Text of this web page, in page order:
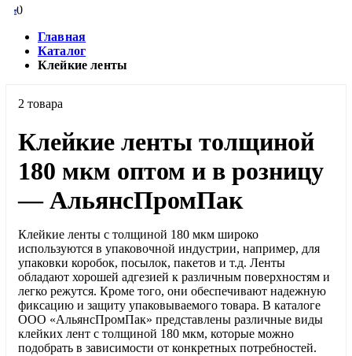
00
Главная
Каталог
Клейкие ленты
2 товара
Клейкие ленты толщиной
180 мкм оптом и в розницу
— АльянсПромПак
Клейкие ленты с толщиной 180 мкм широко
используются в упаковочной индустрии, например, для
упаковки коробок, посылок, пакетов и т.д. Ленты
обладают хорошей адгезией к различным поверхностям и
легко режутся. Кроме того, они обеспечивают надежную
фиксацию и защиту упаковываемого товара. В каталоге
ООО «АльянсПромПак» представлены различные виды
клейких лент с толщиной 180 мкм, которые можно
подобрать в зависимости от конкретных потребностей.